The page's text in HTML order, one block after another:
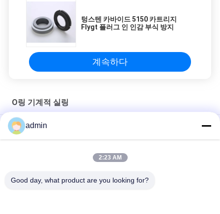
텅스텐 카바이드 5150 카트리지
Flygt 플러그 인 인감 부식 방지
계속하다
O링 기계적 실링
OEM 4440 플리그트 펌프 기계적 실링 EN12756 표준
일
admin
2:23 AM
Good day, what product are you looking for?